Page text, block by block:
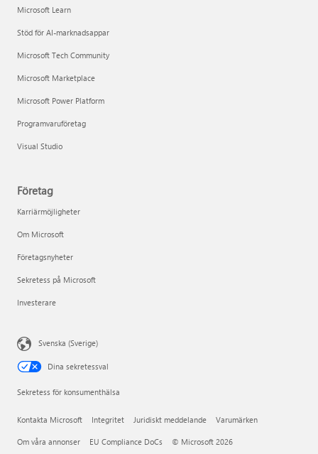
Microsoft Learn
Stöd för AI-marknadsappar
Microsoft Tech Community
Microsoft Marketplace
Microsoft Power Platform
Programvaruföretag
Visual Studio
Företag
Karriärmöjligheter
Om Microsoft
Företagsnyheter
Sekretess på Microsoft
Investerare
Svenska (Sverige)
Dina sekretessval
Sekretess för konsumenthälsa
Kontakta Microsoft Integritet Juridiskt meddelande Varumärken
Om våra annonser EU Compliance DoCs © Microsoft 2026